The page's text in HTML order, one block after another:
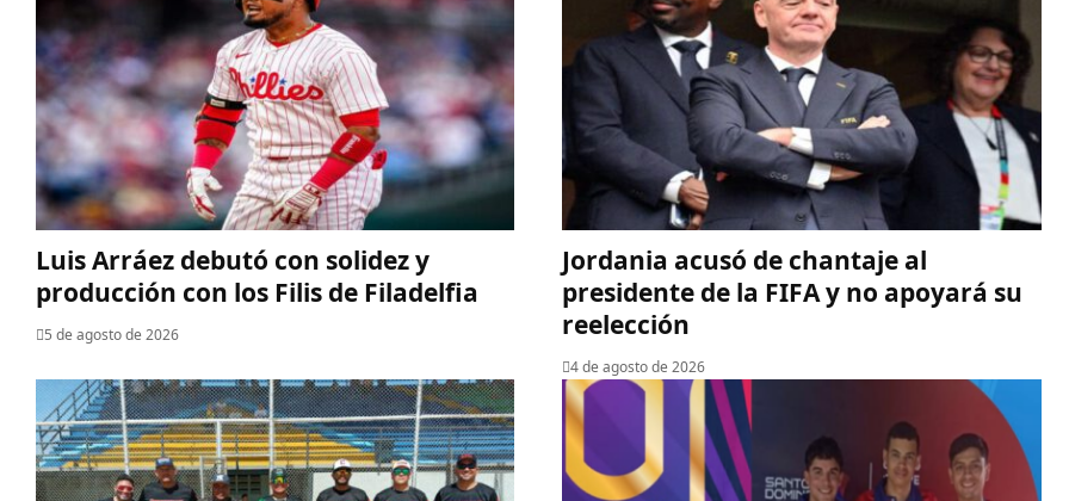
Luis Arráez debutó con solidez y
producción con los Filis de Filadelfia
5 de agosto de 2026
Jordania acusó de chantaje al
presidente de la FIFA y no apoyará su
reelección
4 de agosto de 2026